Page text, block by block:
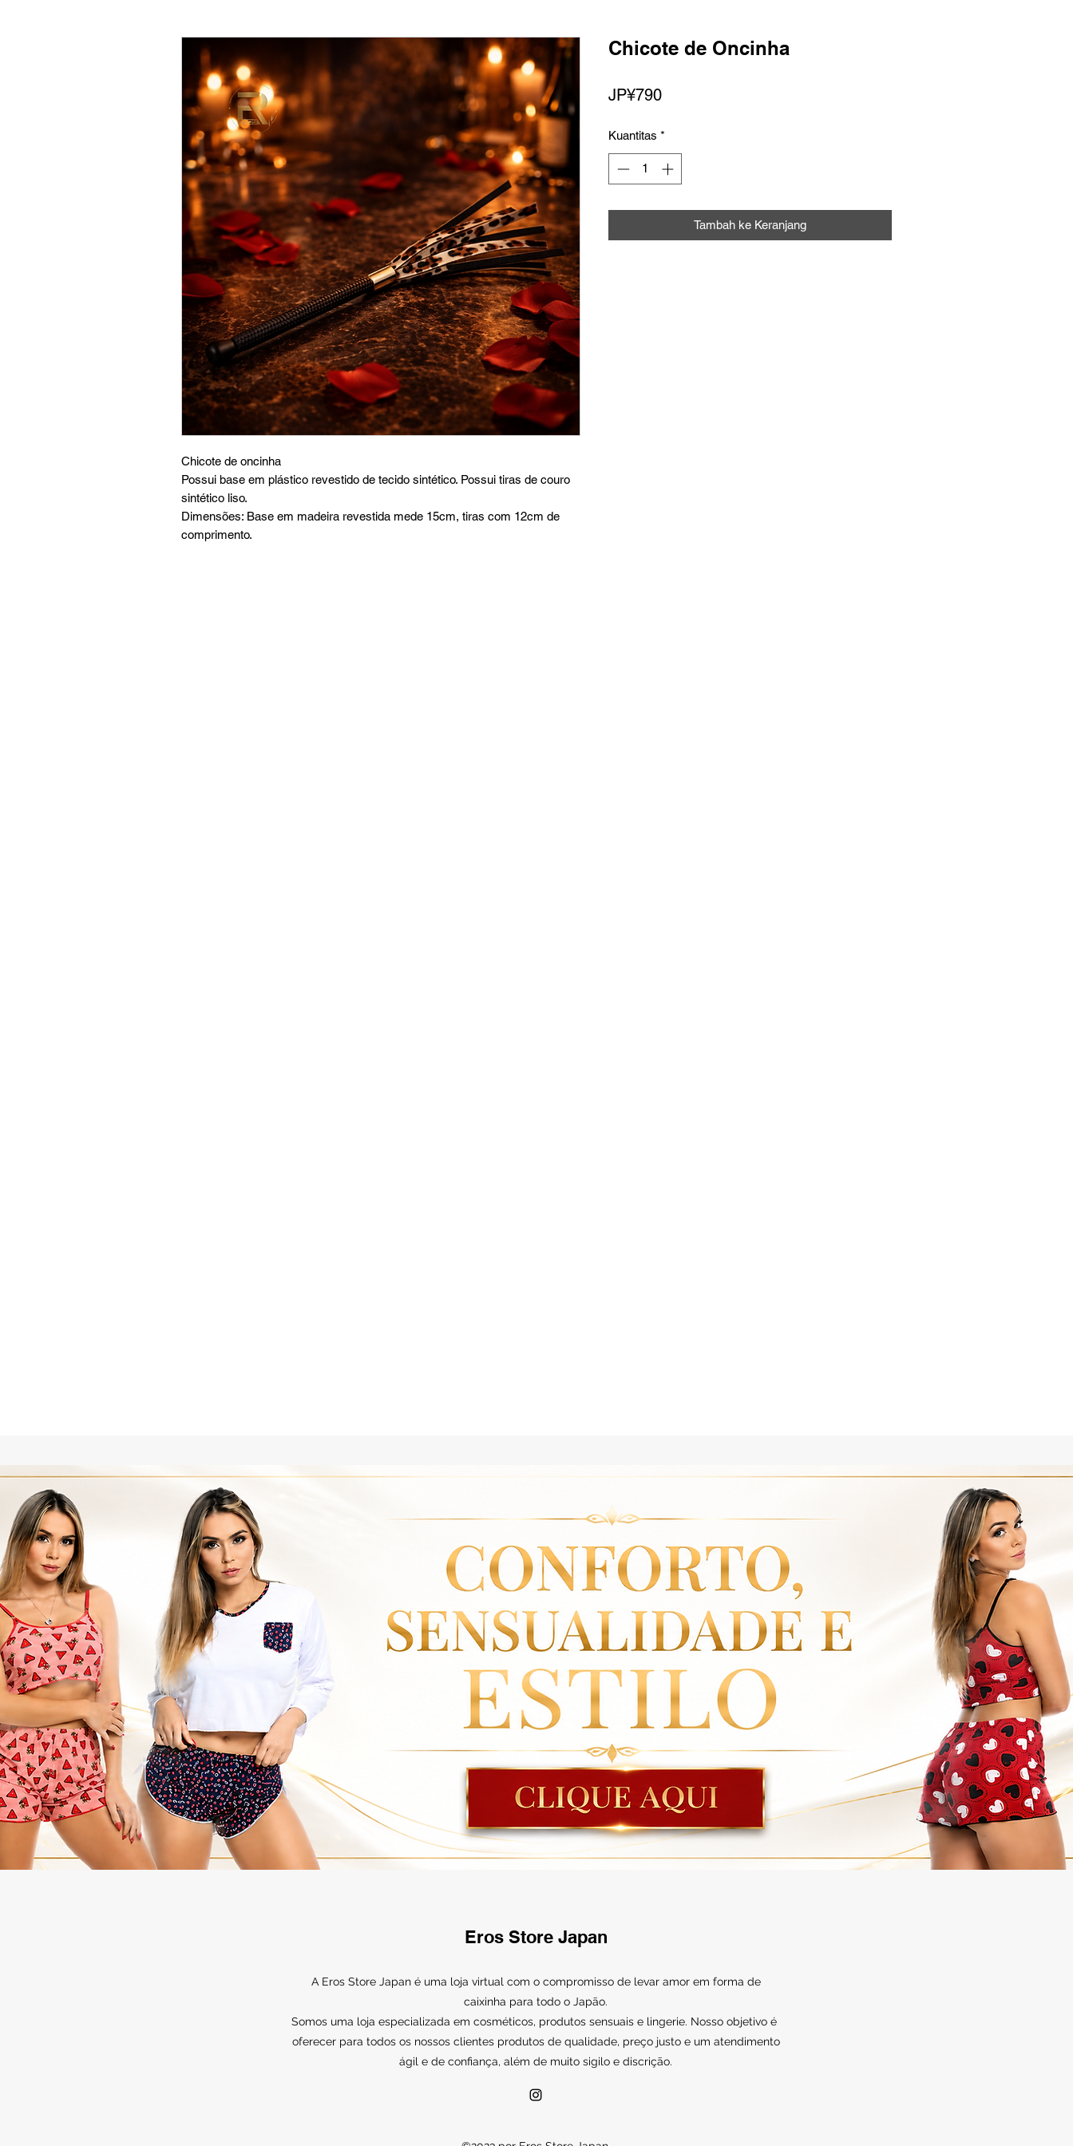
Chicote de oncinha
Possui base em plástico revestido de tecido sintético. Possui tiras de couro
sintético liso.
Dimensões: Base em madeira revestida mede 15cm, tiras com 12cm de
comprimento.
Chicote de Oncinha
JP¥790Harga
Kuantitas *
Tambah ke Keranjang
Eros Store Japan
A Eros Store Japan é uma loja virtual com o compromisso de levar amor em forma de
caixinha para todo o Japão.
Somos uma loja especializada em cosméticos, produtos sensuais e lingerie. Nosso objetivo é
oferecer para todos os nossos clientes produtos de qualidade, preço justo e um atendimento
ágil e de confiança, além de muito sigilo e discrição.